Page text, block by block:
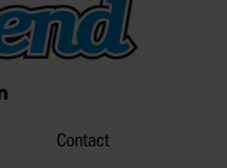
Contact